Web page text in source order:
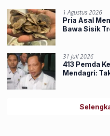
1 Agustus 2026
Pria Asal
Bawa Sisik
31 Juli 2026
413 Pemda
Mendagri: